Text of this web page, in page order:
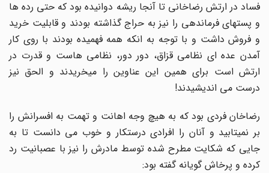
فساد در ارتش رضاخانی تا آنجا ریشه دوانیده بود که حتی رده ها
و پستهای فرماندهی را نیز به حراج گذاشته بودند و قابلیت خرید
و فروش داشت و با توجه به انکه همه فهمیده بودند با روی کار
آمدن عده ای نظامی قزاق، دور دور، نظامی هاست و قدرت در
ارتش است برای همین این عناوین را میخریدند و الحق نیز
درست می اندیشیدند!
رضاخان فردی بود که به هیچ وجه اهانت و تهمت به افسرانش را
بر نمیتابید و آنان را افرادی درستکار و خوب می دانست تا به
جایی که شکایت مطرح شده توسط مادرش را نیز با عصبانیت رد
کرده و پرخاش گویانه گفته بود: